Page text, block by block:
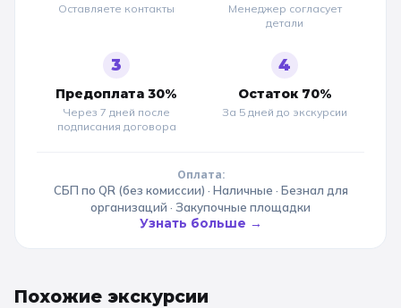
Оставляете контакты
Менеджер согласует
детали
3
Предоплата 30%
Через 7 дней после
подписания договора
4
Остаток 70%
За 5 дней до экскурсии
Оплата:
СБП по QR (без комиссии) · Наличные · Безнал для
организаций · Закупочные площадки
Узнать больше →
Похожие экскурсии